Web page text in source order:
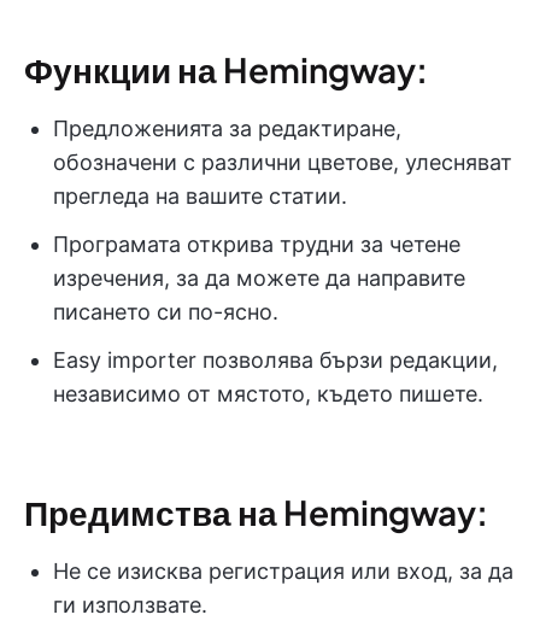
Функции на Hemingway:
Предложенията за редактиране,
обозначени с различни цветове, улесняват
прегледа на вашите статии.
Програмата открива трудни за четене
изречения, за да можете да направите
писането си по-ясно.
Easy importer позволява бързи редакции,
независимо от мястото, където пишете.
Предимства на Hemingway:
Не се изисква регистрация или вход, за да
ги използвате.